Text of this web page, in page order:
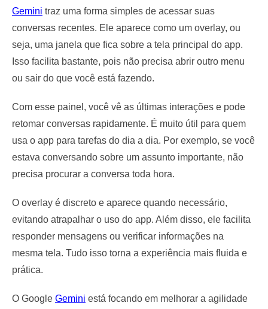
Gemini traz uma forma simples de acessar suas
conversas recentes. Ele aparece como um overlay, ou
seja, uma janela que fica sobre a tela principal do app.
Isso facilita bastante, pois não precisa abrir outro menu
ou sair do que você está fazendo.
Com esse painel, você vê as últimas interações e pode
retomar conversas rapidamente. É muito útil para quem
usa o app para tarefas do dia a dia. Por exemplo, se você
estava conversando sobre um assunto importante, não
precisa procurar a conversa toda hora.
O overlay é discreto e aparece quando necessário,
evitando atrapalhar o uso do app. Além disso, ele facilita
responder mensagens ou verificar informações na
mesma tela. Tudo isso torna a experiência mais fluida e
prática.
O Google Gemini está focando em melhorar a agilidade